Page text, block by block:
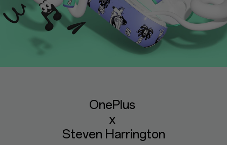
OnePlus
x
Steven Harrington